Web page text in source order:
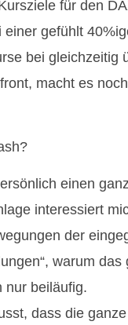
für den
gefühlt
bei gleichzeitig
macht es
einen
interessiert
der
warum
nur beiläufig.
dass die